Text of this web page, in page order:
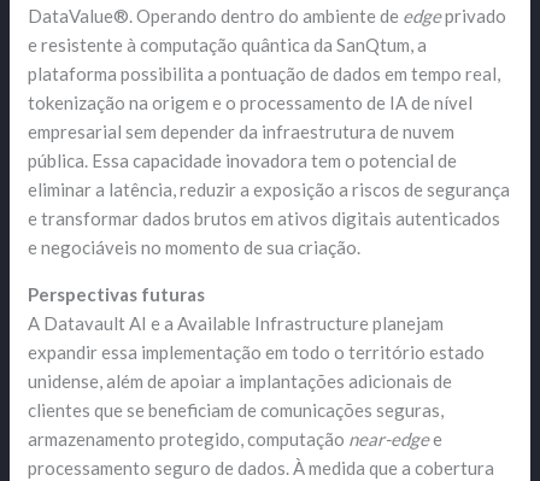
DataValue®. Operando dentro do ambiente de edgeprivado
e resistente à computação quântica da SanQtum, a
plataforma possibilita a pontuação de dados em tempo real,
tokenização na origem e o processamento de IA de nível
empresarial sem depender da infraestrutura de nuvem
pública. Essa capacidade inovadora tem o potencial de
eliminar a latência, reduzir a exposição a riscos de segurança
e transformar dados brutos em ativos digitais autenticados
e negociáveis ​​no momento de sua criação.
Perspectivas futuras
A Datavault AI e a Available Infrastructure planejam
expandir essa implementação em todo o território estado
unidense, além de apoiar a implantações adicionais de
clientes que se beneficiam de comunicações seguras,
armazenamento protegido, computação near-edgee
processamento seguro de dados. À medida que a cobertura